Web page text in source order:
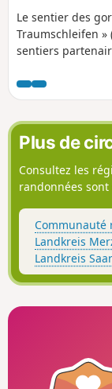
Le sentier des
Traumschleifen »
sentiers
randonnée
gorges, appelées
deux chemins
jungle vierge et
incroyable sur la
Plus de
Consultez les
randonnées
Communauté
Landkreis
Landkreis